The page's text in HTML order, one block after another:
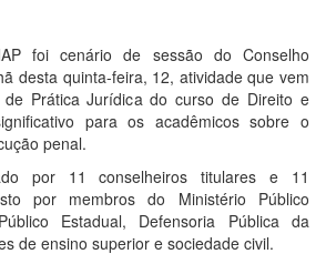
foi cenário de sessão do Conselho
desta quinta-feira, 12, atividade que vem
Prática Jurídica do curso de Direito e
para os acadêmicos sobre o
penal.
por 11 conselheiros titulares e 11
por membros do Ministério Público
Estadual, Defensoria Pública da
de ensino superior e sociedade civil.